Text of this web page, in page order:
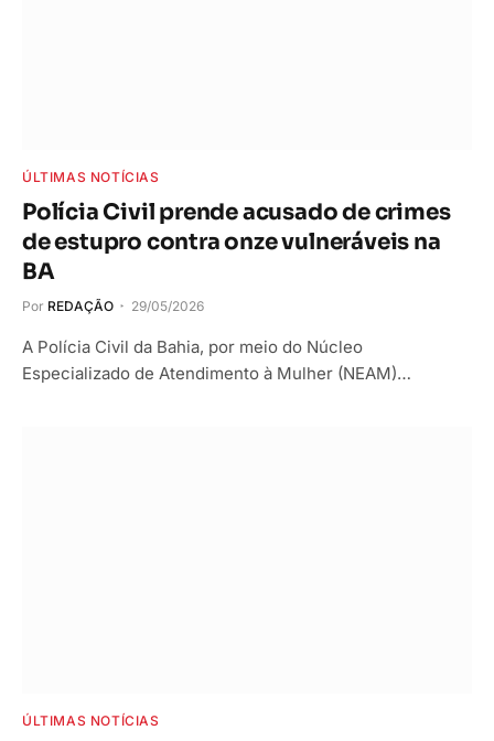
ÚLTIMAS NOTÍCIAS
Polícia Civil prende acusado de crimes
de estupro contra onze vulneráveis na
BA
Por REDAÇÃO 29/05/2026
A Polícia Civil da Bahia, por meio do Núcleo
Especializado de Atendimento à Mulher (NEAM)…
ÚLTIMAS NOTÍCIAS